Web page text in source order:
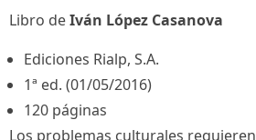
Libro deIván López Casanova
Ediciones Rialp, S.A.
1ª ed. (01/05/2016)
120 páginas
Los problemas culturales requieren